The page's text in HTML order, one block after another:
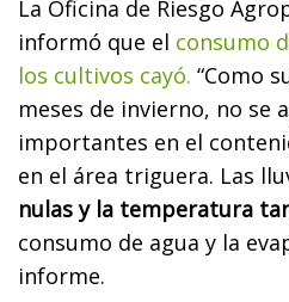
La Oficina de Riesgo
informó que el consumo
los cultivos cayó. “Como
meses de invierno, no se
importantes en el
en el área triguera. Las
nulas y la temperatura
consumo de agua y la
informe.